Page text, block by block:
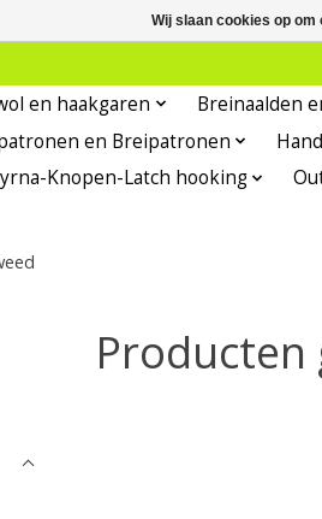
en haakgaren Breinaalden
en Breipatronen
Knopen-Latch hooking
Wij slaan cookies op